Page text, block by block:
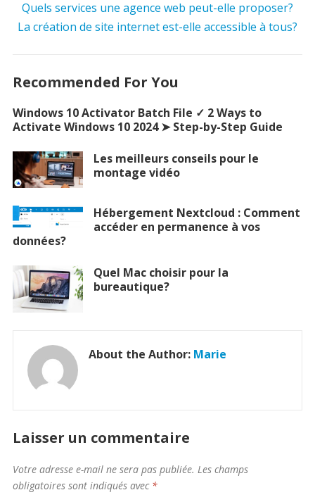
Quels services une agence web peut-elle proposer?
La création de site internet est-elle accessible à tous?
Recommended For You
Windows 10 Activator Batch File ✓ 2 Ways to
Activate Windows 10 2024 ➤ Step-by-Step Guide
Les meilleurs conseils pour le
montage vidéo
Hébergement Nextcloud : Comment
accéder en permanence à vos
données?
Quel Mac choisir pour la
bureautique?
About the Author: Marie
Laisser un commentaire
Votre adresse e-mail ne sera pas publiée. Les champs
obligatoires sont indiqués avec *